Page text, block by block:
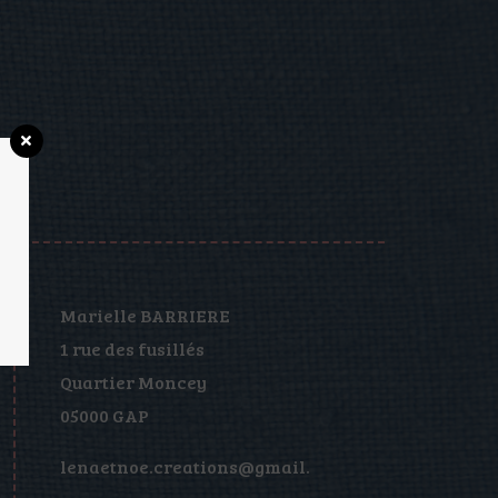
Marielle BARRIERE
1 rue des fusillés
Quartier Moncey
05000 GAP
lenaetnoe.creations@gmail.